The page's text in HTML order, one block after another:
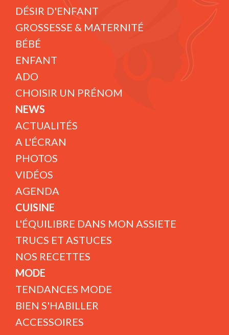
DÉSIR D'ENFANT
GROSSESSE & MATERNITÉ
BÉBÉ
ENFANT
ADO
CHOISIR UN PRÉNOM
NEWS
ACTUALITÉS
A L'ÉCRAN
PHOTOS
VIDÉOS
AGENDA
CUISINE
L'ÉQUILIBRE DANS MON ASSIETE
TRUCS ET ASTUCES
NOS RECETTES
MODE
TENDANCES MODE
BIEN S'HABILLER
ACCESSOIRES